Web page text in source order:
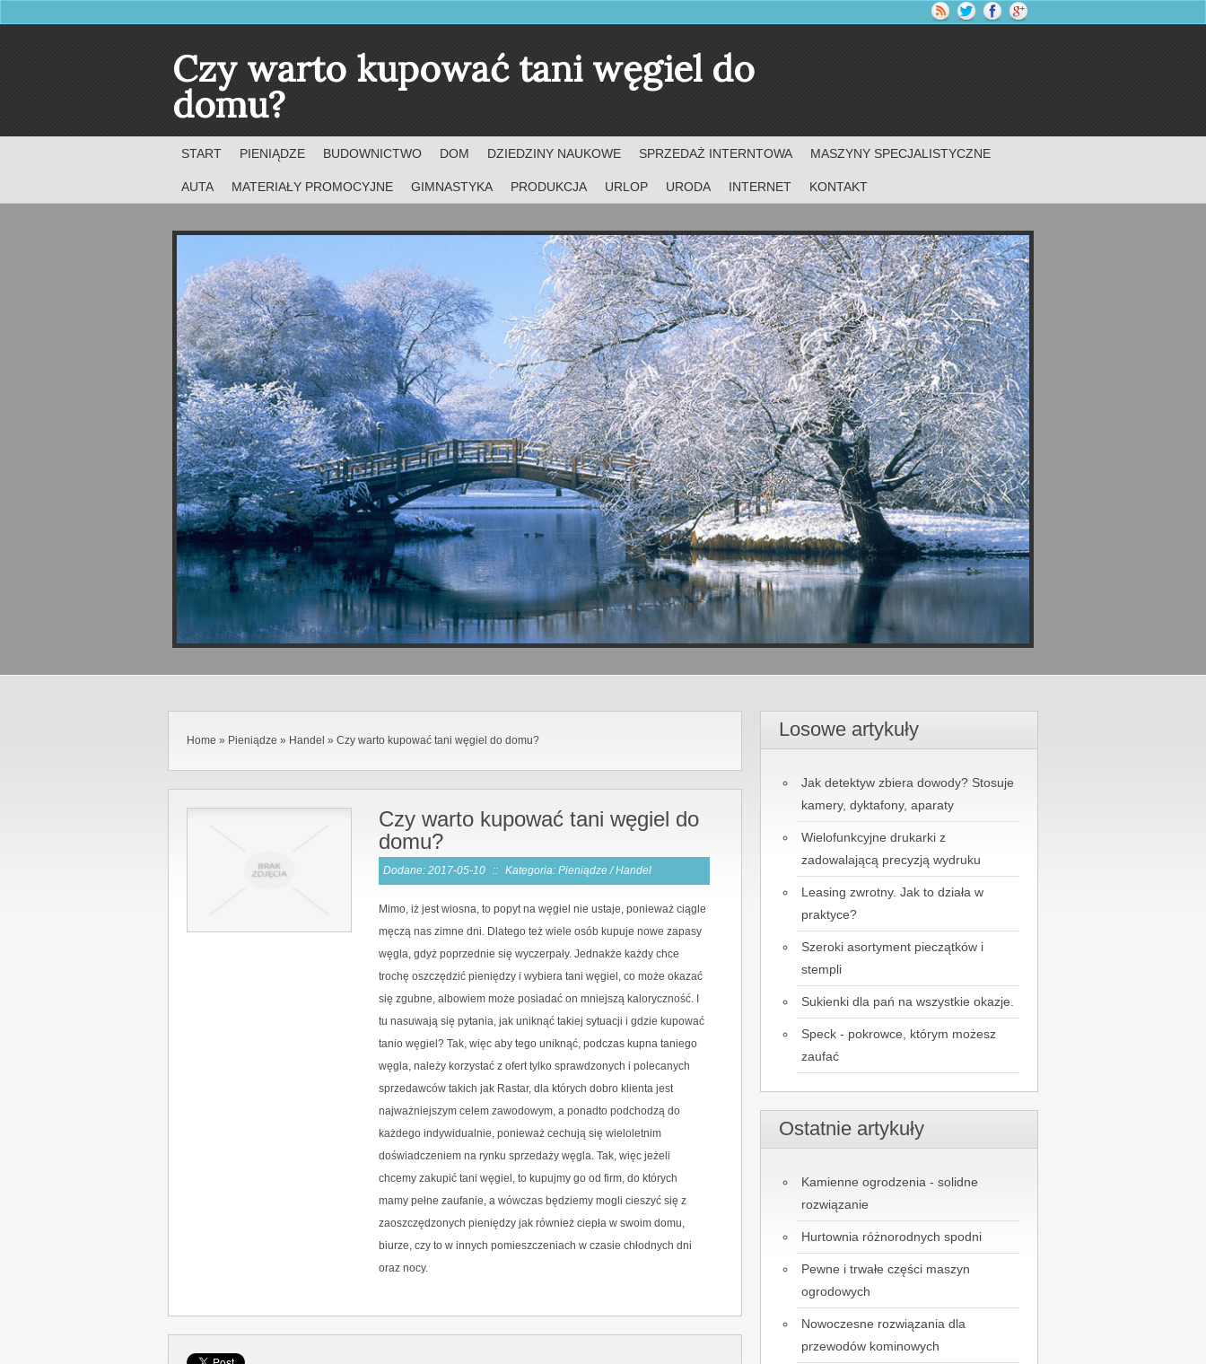
Czy warto kupować tani węgiel do
domu?
START PIENIĄDZE BUDOWNICTWO DOM DZIEDZINY NAUKOWE SPRZEDAŻ INTERNTOWA MASZYNY SPECJALISTYCZNE
AUTA MATERIAŁY PROMOCYJNE GIMNASTYKA PRODUKCJA URLOP URODA INTERNET KONTAKT
Home » Pieniądze » Handel » Czy warto kupować tani węgiel do domu?
Czy warto kupować tani węgiel do
domu?
Dodane: 2017-05-10 :: Kategoria: Pieniądze / Handel
Mimo, iż jest wiosna, to popyt na węgiel nie ustaje, ponieważ ciągle
męczą nas zimne dni. Dlatego też wiele osób kupuje nowe zapasy
węgla, gdyż poprzednie się wyczerpały. Jednakże każdy chce
trochę oszczędzić pieniędzy i wybiera tani węgiel, co może okazać
się zgubne, albowiem może posiadać on mniejszą kaloryczność. I
tu nasuwają się pytania, jak uniknąć takiej sytuacji i gdzie kupować
tanio węgiel? Tak, więc aby tego uniknąć, podczas kupna taniego
węgla, należy korzystać z ofert tylko sprawdzonych i polecanych
sprzedawców takich jak Rastar, dla których dobro klienta jest
najważniejszym celem zawodowym, a ponadto podchodzą do
każdego indywidualnie, ponieważ cechują się wieloletnim
doświadczeniem na rynku sprzedaży węgla. Tak, więc jeżeli
chcemy zakupić tani węgiel, to kupujmy go od firm, do których
mamy pełne zaufanie, a wówczas będziemy mogli cieszyć się z
zaoszczędzonych pieniędzy jak również ciepła w swoim domu,
biurze, czy to w innych pomieszczeniach w czasie chłodnych dni
oraz nocy.
Losowe artykuły
Jak detektyw zbiera dowody? Stosuje
kamery, dyktafony, aparaty
Wielofunkcyjne drukarki z
zadowalającą precyzją wydruku
Leasing zwrotny. Jak to działa w
praktyce?
Szeroki asortyment pieczątków i
stempli
Sukienki dla pań na wszystkie okazje.
Speck - pokrowce, którym możesz
zaufać
Ostatnie artykuły
Kamienne ogrodzenia - solidne
rozwiązanie
Hurtownia różnorodnych spodni
Pewne i trwałe części maszyn
ogrodowych
Nowoczesne rozwiązania dla
przewodów kominowych